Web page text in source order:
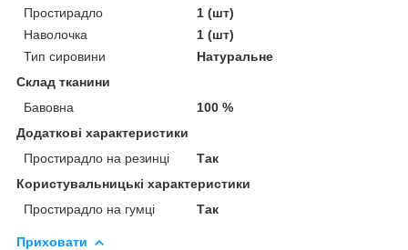
Простирадло
1 (шт)
Наволочка
1 (шт)
Тип сировини
Натуральне
Склад тканини
Бавовна
100 %
Додаткові характеристики
Простирадло на резинці
Так
Користувальницькі характеристики
Простирадло на гумці
Так
Приховати